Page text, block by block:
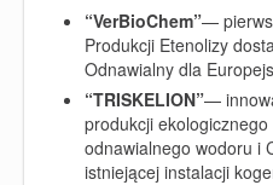
“VerBioChem”—
Produkcji Etenolizy
Odnawialny dla
“TRISKELION”—
produkcji
odnawialnego wodoru i
istniejącej instalacji